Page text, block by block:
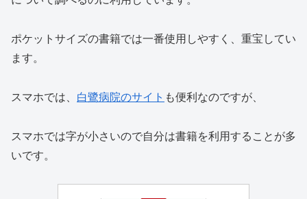
ポケットサイズの書籍では一番使用しやすく、重宝してい
ます。
スマホでは、 白鷺病院のサイト も便利なのですが、
スマホでは字が小さいので自分は書籍を利用することが多
いです。